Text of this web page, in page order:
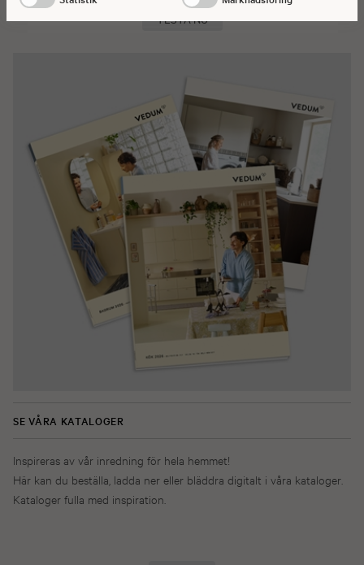
TESTA NU
SE VÅRA KATALOGER
Inspireras av vår inredning för hela hemmet!
Här kan du beställa, ladda ner eller bläddra digitalt i våra kataloger.
Kataloger fulla med inspiration.